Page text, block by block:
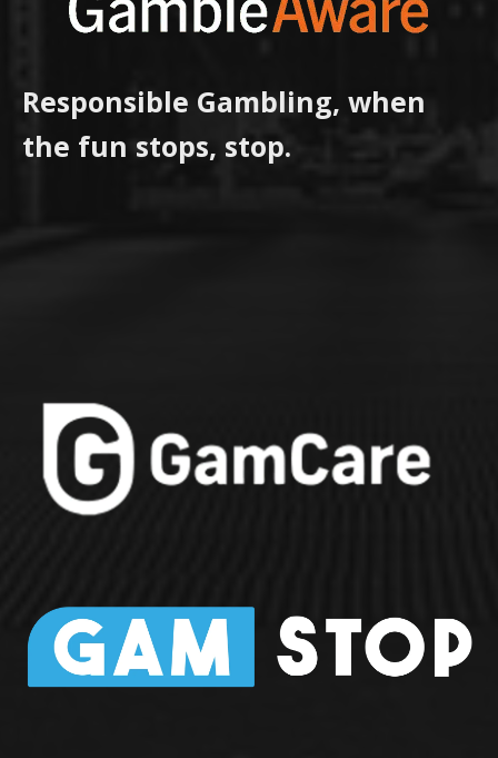
Responsible Gambling, when
the fun stops, stop.